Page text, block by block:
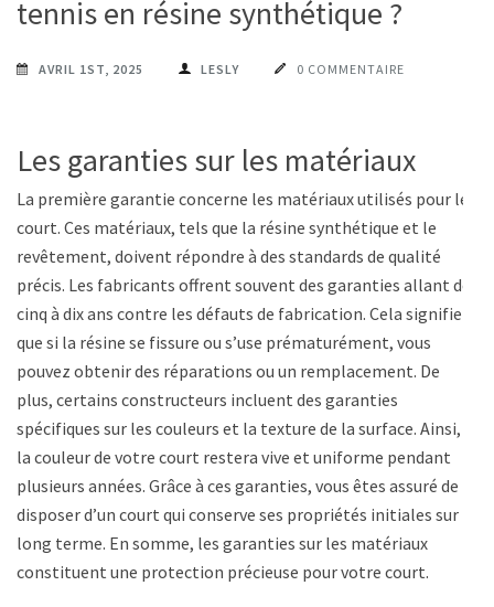
tennis en résine synthétique ?
AVRIL 1ST, 2025 LESLY 0 COMMENTAIRE
Les garanties sur les matériaux
La première garantie concerne les matériaux utilisés pour le
court. Ces matériaux, tels que la résine synthétique et le
revêtement, doivent répondre à des standards de qualité
précis. Les fabricants offrent souvent des garanties allant de
cinq à dix ans contre les défauts de fabrication. Cela signifie
que si la résine se fissure ou s’use prématurément, vous
pouvez obtenir des réparations ou un remplacement. De
plus, certains constructeurs incluent des garanties
spécifiques sur les couleurs et la texture de la surface. Ainsi,
la couleur de votre court restera vive et uniforme pendant
plusieurs années. Grâce à ces garanties, vous êtes assuré de
disposer d’un court qui conserve ses propriétés initiales sur le
long terme. En somme, les garanties sur les matériaux
constituent une protection précieuse pour votre court.